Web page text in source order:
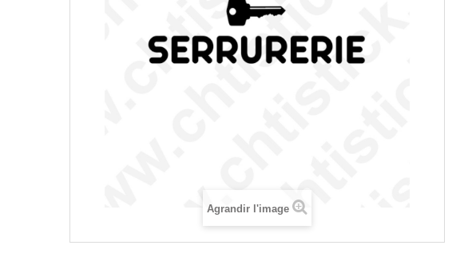
Agrandir l'image